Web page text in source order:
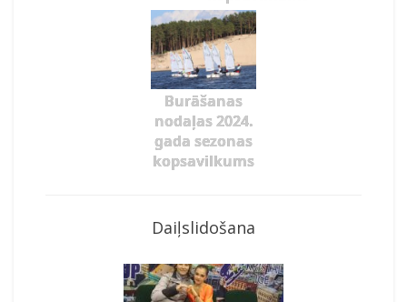
Burāšanas
nodaļas 2024.
gada sezonas
kopsavilkums
Daiļslidošana